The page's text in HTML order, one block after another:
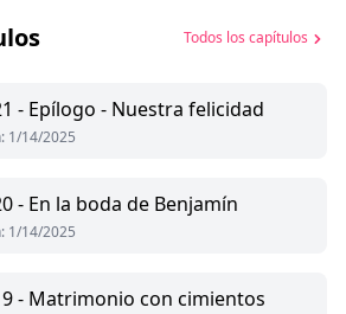
Todos los capítulos
- Epílogo - Nuestra felicidad
: 1/14/2025
- En la boda de Benjamín
: 1/14/2025
- Matrimonio con cimientos